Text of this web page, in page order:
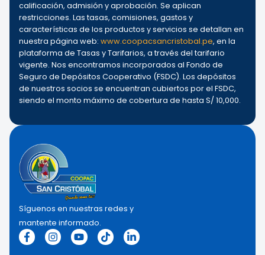
calificación, admisión y aprobación. Se aplican
restricciones. Las tasas, comisiones, gastos y
características de los productos y servicios se detallan en
nuestra página web: www.coopacsancristobal.pe, en la
plataforma de Tasas y Tarifarios, a través del tarifario
vigente. Nos encontramos incorporados al Fondo de
Seguro de Depósitos Cooperativo (FSDC). Los depósitos
de nuestros socios se encuentran cubiertos por el FSDC,
siendo el monto máximo de cobertura de hasta S/ 10,000.
Síguenos en nuestras redes y
mantente informado.